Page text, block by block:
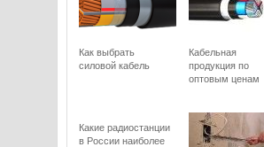
Как выбрать
силовой кабель
Кабельная
продукция по
оптовым ценам
Какие радиостанции
в России наиболее